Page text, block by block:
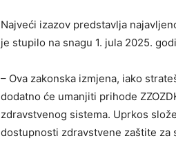
Najveći izazov predstavlja
je stupilo na snagu 1. jula 2025.
– Ova zakonska izmjena, iako
dodatno će umanjiti prihode
zdravstvenog sistema. Uprkos
dostupnosti zdravstvene zaštite za